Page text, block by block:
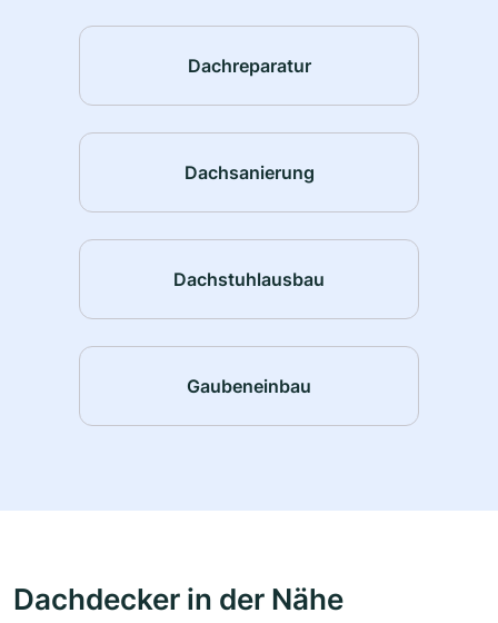
Dachreparatur
Dachsanierung
Dachstuhlausbau
Gaubeneinbau
Dachdecker in der Nähe